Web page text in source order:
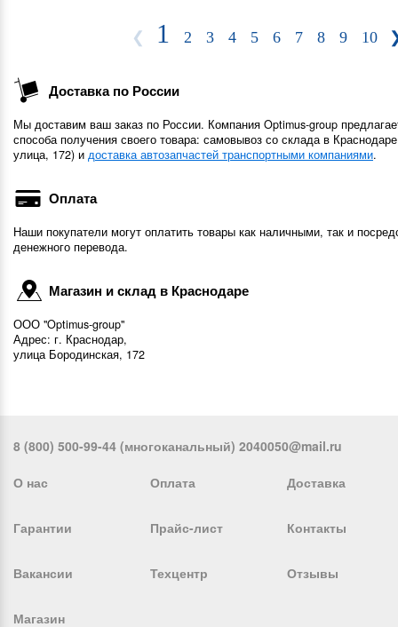
❮ 1 2 3 4 5 6 7 8 9 10
Доставка по России
Мы доставим ваш заказ по России. Компания Optimus-group
способа получения своего товара: самовывоз со склада в
улица, 172) и доставка автозапчастей транспортными компаниями.
Оплата
Наши покупатели могут оплатить товары как наличными, так и
денежного перевода.
Магазин и склад в Краснодаре
ООО "Optimus-group"
Адрес: г. Краснодар,
улица Бородинская, 172
8 (800) 500-99-44 (многоканальный) 2040050@mail.ru
О нас Оплата Доставка
Гарантии Прайс-лист Контакты
Вакансии Техцентр Отзывы
Магазин